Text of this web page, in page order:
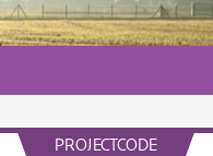
PROJECTCODE